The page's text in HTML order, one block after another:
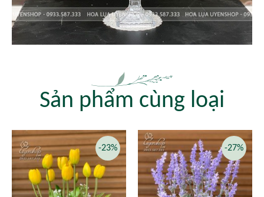
Sản phẩm cùng loại
-23% -27%